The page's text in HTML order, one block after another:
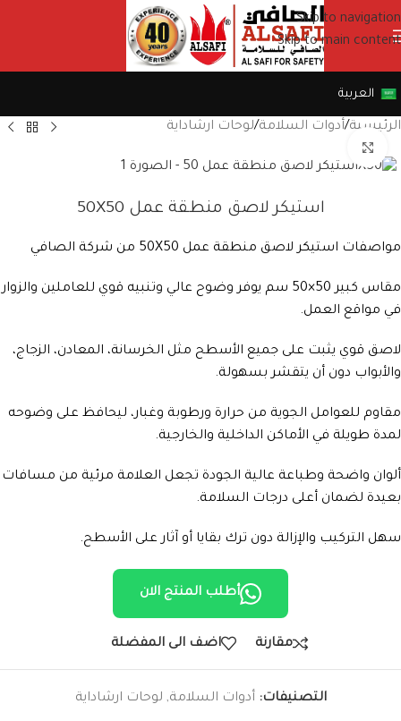
Skip to navigation
Skip to main content
العربية
الرئيسية/أدوات السلامة/لوحات ارشاداية
استيكر لاصق منطقة عمل 50X50
مواصفات استيكر لاصق منطقة عمل 50X50 من شركة الصافي
مقاس كبير 50×50 سم يوفر وضوح عالي وتنبيه قوي للعاملين والزوار
في مواقع العمل.
لاصق قوي يثبت على جميع الأسطح مثل الخرسانة، المعادن، الزجاج،
والأبواب دون أن يتقشر بسهولة.
مقاوم للعوامل الجوية من حرارة ورطوبة وغبار، ليحافظ على وضوحه
لمدة طويلة في الأماكن الداخلية والخارجية.
ألوان واضحة وطباعة عالية الجودة تجعل العلامة مرئية من مسافات
بعيدة لضمان أعلى درجات السلامة.
سهل التركيب والإزالة دون ترك بقايا أو آثار على الأسطح.
أطلب المنتج الان
مقارنة اضف الى المفضلة
التصنيفات: أدوات السلامة, لوحات ارشاداية